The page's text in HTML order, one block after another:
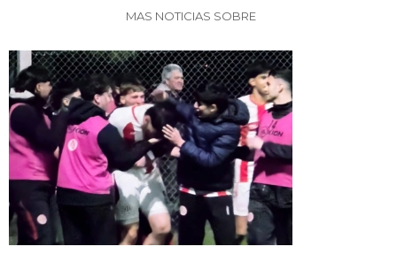
MAS NOTICIAS SOBRE